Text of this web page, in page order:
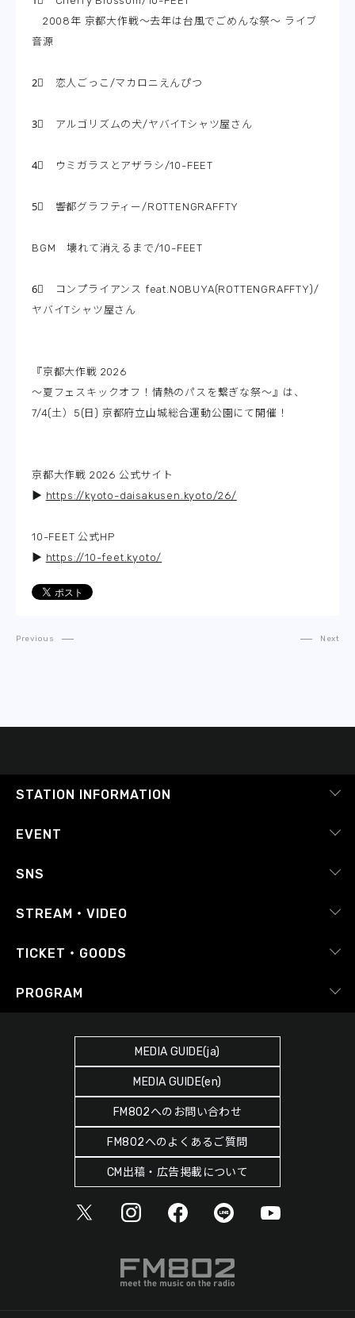
2008年 京都大作戦～去年は台風でごめんな祭～ ライブ
音源
2⃣ 恋人ごっこ/マカロニえんぴつ
3⃣ アルゴリズムの犬/ヤバイTシャツ屋さん
4⃣ ウミガラスとアザラシ/10-FEET
5⃣ 響都グラフティー/ROTTENGRAFFTY
BGM 壊れて消えるまで/10-FEET
6⃣ コンプライアンス feat.NOBUYA(ROTTENGRAFFTY)/
ヤバイTシャツ屋さん
『京都大作戦 2026
～夏フェスキックオフ！情熱のパスを繋ぎな祭～』は、
7/4(土）5(日) 京都府立山城総合運動公園にて開催！
京都大作戦 2026 公式サイト
▶ https://kyoto-daisakusen.kyoto/26/
10-FEET 公式HP
▶ https://10-feet.kyoto/
Previous Next
STATION INFORMATION
会社概要
番組審議会
Japan FM League
SDGsへの取り組み
緊急地震速報の対応
災害情報共有パートナーシップ
人権尊重・コンプライアンスに関する調査の結果について
EVENT
ピックアップ
SNS
RADIPASS
Instagram
STREAM・VIDEO
radiko.jp
TICKET・GOODS
RADIPASS TICKET
PROGRAM
ヘビーローテーション
MEDIA GUIDE(ja)
MEDIA GUIDE(en)
FM802へのお問い合わせ
FM802へのよくあるご質問
CM出稿・広告掲載について